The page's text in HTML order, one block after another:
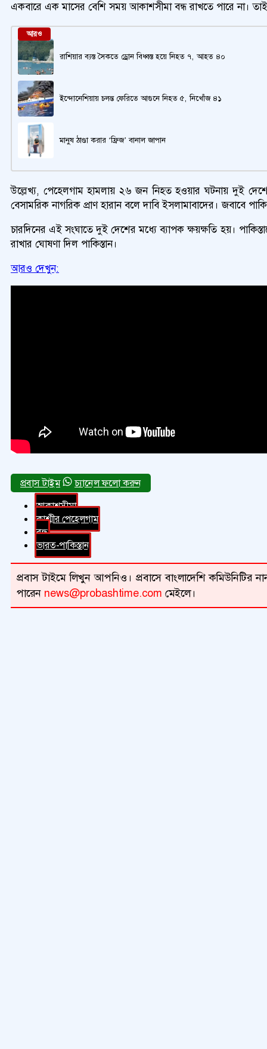
একবারে এক মাসের বেশি সময় আকাশসীমা বন্ধ রাখতে পারে না।
আরও
রাশিয়ার ব্যস্ত সৈকতে ড্রোন বিধ্বস্ত হয়ে নিহত ৭, আহত ৪০
ইন্দোনেশিয়ায় চলন্ত ফেরিতে আগুনে নিহত ৫, নিখোঁজ ৪১
মানুষ ঠাণ্ডা করার ‘ফ্রিজ’ বানাল জাপান
উল্লেখ্য, পেহেলগাম হামলায় ২৬ জন নিহত হওয়ার ঘটনায় দুই
বেসামরিক নাগরিক প্রাণ হারান বলে দাবি ইসলামাবাদের। জবাবে
চারদিনের এই সংঘাতে দুই দেশের মধ্যে ব্যাপক ক্ষয়ক্ষতি হয়।
রাখার ঘোষণা দিল পাকিস্তান।
আরও দেখুন:
চ্যানেল ফলো করুন
আকাশসীমা
কাশ্মীর পেহেলগাম
বন্ধ
ভারত-পাকিস্তান
প্রবাস টাইমে লিখুন আপনিও। প্রবাসে বাংলাদেশি কমিউনিটির
পারেন news@probashtime.com মেইলে।